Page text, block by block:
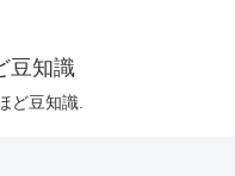
豆知識
ど豆知識.